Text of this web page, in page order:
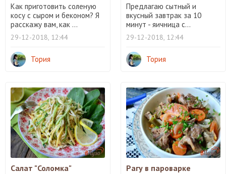
Как приготовить соленую
косу с сыром и беконом? Я
расскажу вам, как ...
29-12-2018, 12:44
Тория
Предлагаю сытный и
вкусный завтрак за 10
минут - яичница с...
29-12-2018, 12:44
Тория
Салат "Соломка" Рагу в пароварке